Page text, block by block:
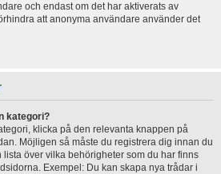
och endast om det har aktiverats av
att anonyma användare använder det
kategori?
klicka på den relevanta knappen på
Möjligen så måste du registrera dig innan du
lista över vilka behörigheter som du har finns
Exempel: Du kan skapa nya trådar i